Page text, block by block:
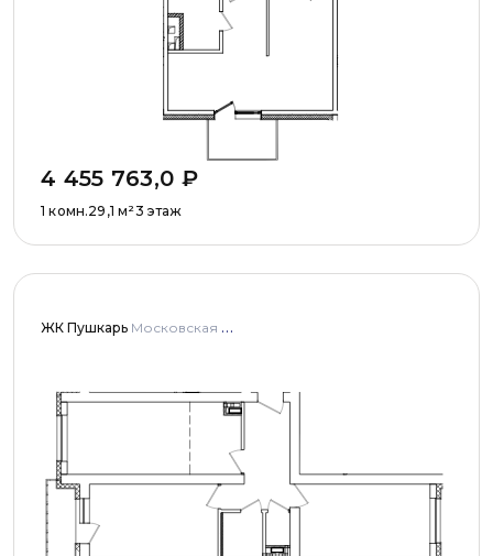
4 455 763,0 ₽
1 комн.29,1 м²3 этаж
ЖК Пушкарь Московская область, Городской округ Пушкинский, с. Тарасовка, мкр Пушкарь, дома № 1, 2, 3